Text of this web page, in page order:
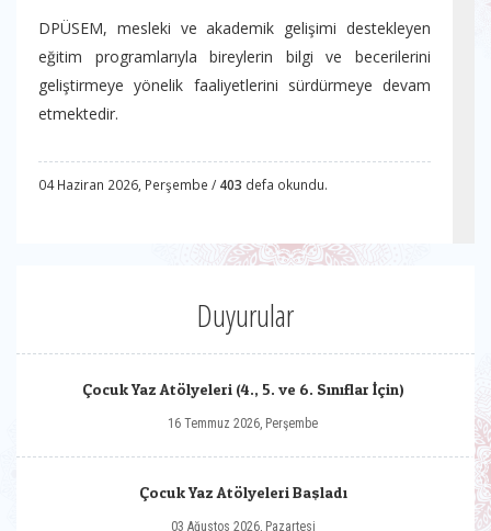
DPÜSEM, mesleki ve akademik gelişimi destekleyen
eğitim programlarıyla bireylerin bilgi ve becerilerini
geliştirmeye yönelik faaliyetlerini sürdürmeye devam
etmektedir.
04 Haziran 2026, Perşembe / 403 defa okundu.
Duyurular
Çocuk Yaz Atölyeleri (4., 5. ve 6. Sınıflar İçin)
16 Temmuz 2026, Perşembe
Çocuk Yaz Atölyeleri Başladı
03 Ağustos 2026, Pazartesi